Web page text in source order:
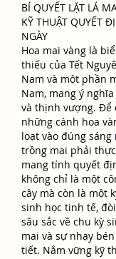
BÍ QUYẾT LẶT LÁ
KỸ THUẬT QUYẾT
NGÀY
Hoa mai vàng là
thiếu của Tết
Nam và một phần
Nam, mang ý
và thịnh vượng. Để
những cánh hoa
loạt vào đúng
trồng mai phải
mang tính quyết
không chỉ là một
cây mà còn là một
sinh học tinh tế,
sâu sắc về chu kỳ
mai và sự nhạy
tiết. Nắm vững kỹ